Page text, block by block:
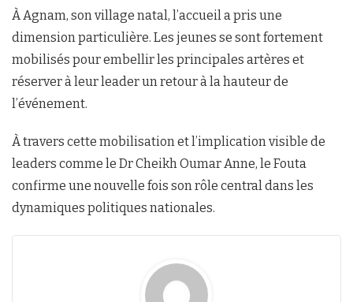
À Agnam, son village natal, l’accueil a pris une
dimension particulière. Les jeunes se sont fortement
mobilisés pour embellir les principales artères et
réserver à leur leader un retour à la hauteur de
l’événement.
À travers cette mobilisation et l’implication visible de
leaders comme le Dr Cheikh Oumar Anne, le Fouta
confirme une nouvelle fois son rôle central dans les
dynamiques politiques nationales.